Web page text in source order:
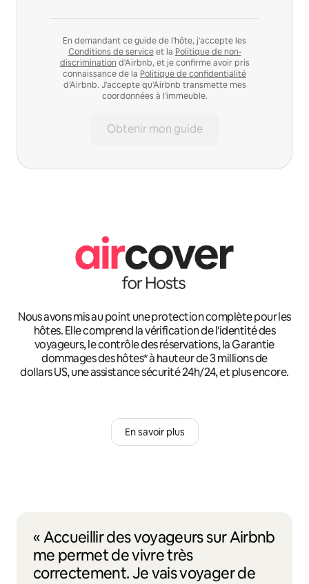
En demandant ce guide de l'hôte, j'accepte les
Conditions de serviceet la Politique de non-
discrimination d'Airbnb, et je confirme avoir pris
connaissance de la Politique de confidentialité
d'Airbnb. J'accepte qu'Airbnb transmette mes
coordonnées à l'immeuble.
Obtenir mon guide
Nous avons mis au point une protection complète pour les
hôtes. Elle comprend la vérification de l'identité des
voyageurs, le contrôle des réservations, la Garantie
dommages des hôtes* à hauteur de 3 millions de
dollars US, une assistance sécurité 24h/24, et plus encore.
En savoir plus
« Accueillir des voyageurs sur Airbnb
me permet de vivre très
correctement. Je vais voyager de